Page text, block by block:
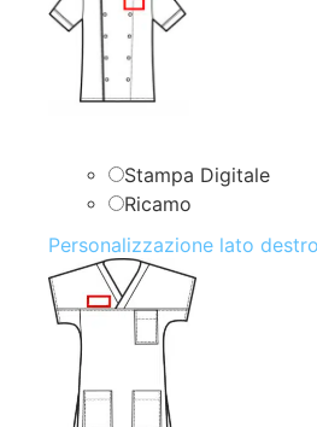
Stampa Digitale
Ricamo
Personalizzazione lato destro